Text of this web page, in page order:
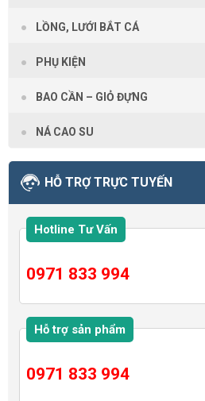
LỒNG, LƯỚI BẮT CÁ
PHỤ KIỆN
BAO CẦN – GIỎ ĐỰNG
NÁ CAO SU
HỖ TRỢ TRỰC TUYẾN
Hotline Tư Vấn
0971 833 994
Hỗ trợ sản phẩm
0971 833 994